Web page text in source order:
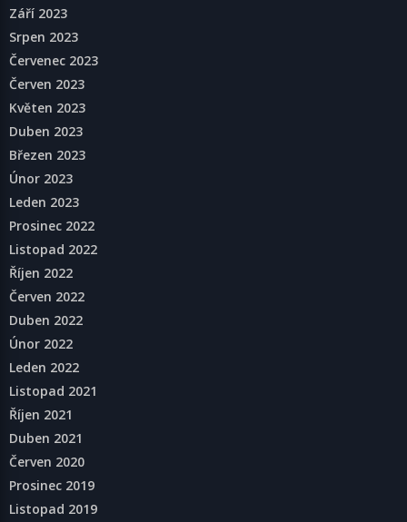
Září 2023
Srpen 2023
Červenec 2023
Červen 2023
Květen 2023
Duben 2023
Březen 2023
Únor 2023
Leden 2023
Prosinec 2022
Listopad 2022
Říjen 2022
Červen 2022
Duben 2022
Únor 2022
Leden 2022
Listopad 2021
Říjen 2021
Duben 2021
Červen 2020
Prosinec 2019
Listopad 2019